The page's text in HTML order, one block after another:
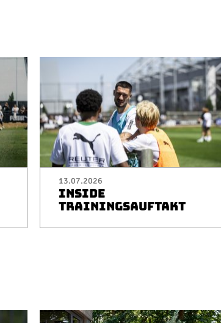
13.07.2026
INSIDE
TRAININGSAUFTAKT